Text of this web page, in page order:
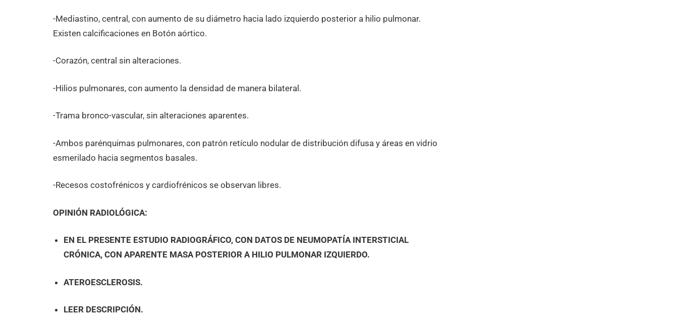
-Mediastino, central, con aumento de su diámetro hacia lado izquierdo posterior a hilio pulmonar.
Existen calcificaciones en Botón aórtico.
-Corazón, central sin alteraciones.
-Hilios pulmonares, con aumento la densidad de manera bilateral.
-Trama bronco-vascular, sin alteraciones aparentes.
-Ambos parénquimas pulmonares, con patrón retículo nodular de distribución difusa y áreas en vidrio
esmerilado hacia segmentos basales.
-Recesos costofrénicos y cardiofrénicos se observan libres.
OPINIÓN RADIOLÓGICA:
EN EL PRESENTE ESTUDIO RADIOGRÁFICO, CON DATOS DE NEUMOPATÍA INTERSTICIAL
CRÓNICA, CON APARENTE MASA POSTERIOR A HILIO PULMONAR IZQUIERDO.
ATEROESCLEROSIS.
LEER DESCRIPCIÓN.